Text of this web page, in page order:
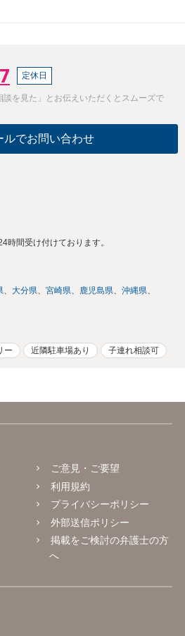
定休日
を見た」とお伝えいただくとスムーズで
ルでお問い合わせ
時間受け付けております。
大分県 宮崎県 鹿児島県
沖縄県
ー 近隣駐車場あり 子連れ相談可
ご意見・ご要望
利用規約
プライバシーポリシー
外部送信ポリシー
掲載をご検討の弁護士の方
へ